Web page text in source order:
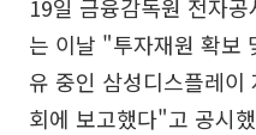
19일 금융감독원 전자
는 이날 "투자재원 확보
유 중인 삼성디스플레
회에 보고했다"고 공시